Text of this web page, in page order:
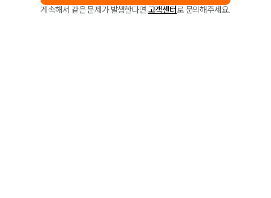
계속해서 같은 문제가 발생한다면 고객센터로 문의해주세요.